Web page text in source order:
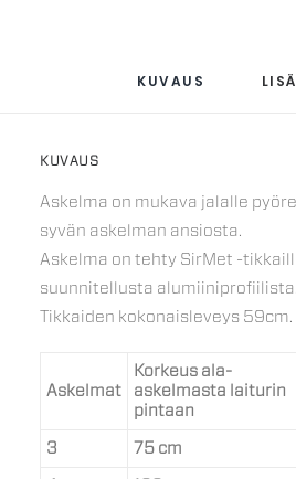
KUVAUS
KUVAUS
Askelma on mukava jalalle
syvän askelman ansiosta.
Askelma on tehty SirMet -
suunnitellusta alumiiniprofiilista.
Tikkaiden kokonaisleveys 59cm.
Askelmat
Korkeus ala-
askelmasta laiturin
pintaan
3 75 cm